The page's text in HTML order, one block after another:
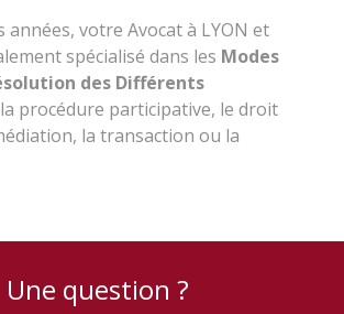
années, votre Avocat à LYON et
spécialisé dans les Modes
des Différents
procédure participative, le droit
la transaction ou la
une question ?